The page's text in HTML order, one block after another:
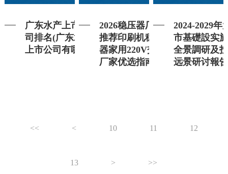
广东水产上市公
司排名(广东水产
上市公司有哪些)
2026稳压器厂家
推荐印刷机稳压
器家用220V交流
厂家优选指南！
2024-2029年
市基礎設实
全景調研及
远景研讨報
<< < 10 11 12
13 > >>